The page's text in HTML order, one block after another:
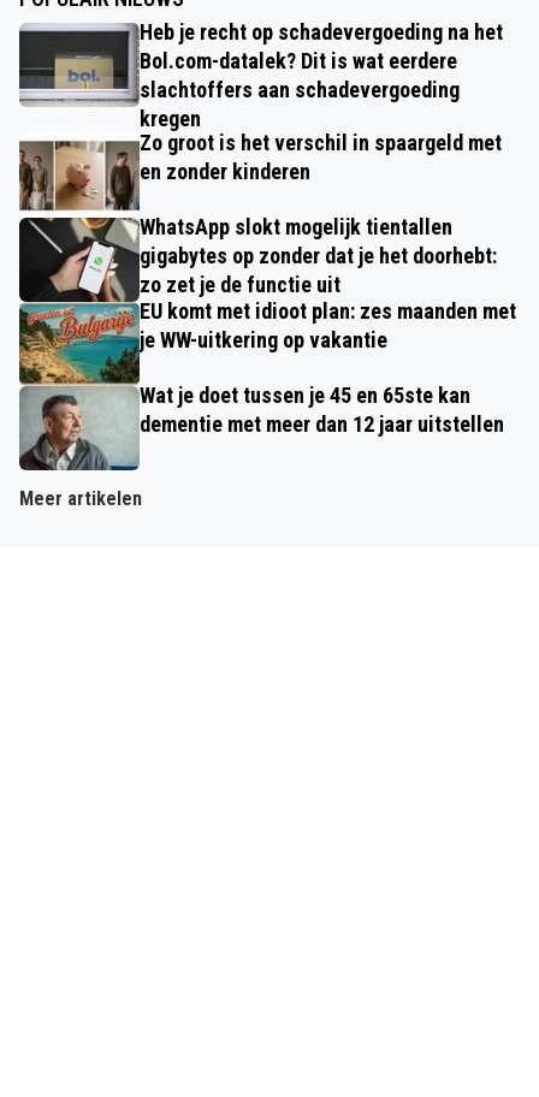
Heb je recht op schadevergoeding na het
Bol.com-datalek? Dit is wat eerdere
slachtoffers aan schadevergoeding
kregen
Zo groot is het verschil in spaargeld met
en zonder kinderen
WhatsApp slokt mogelijk tientallen
gigabytes op zonder dat je het doorhebt:
zo zet je de functie uit
EU komt met idioot plan: zes maanden met
je WW-uitkering op vakantie
Wat je doet tussen je 45 en 65ste kan
dementie met meer dan 12 jaar uitstellen
Meer artikelen